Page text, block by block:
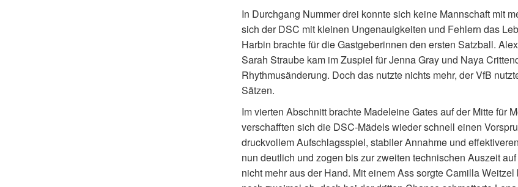
In Durchgang Nummer drei konnte sich keine Mannschaft mit
sich der DSC mit kleinen Ungenauigkeiten und Fehlern das
Harbin brachte für die Gastgeberinnen den ersten Satzball.
Sarah Straube kam im Zuspiel für Jenna Gray und Naya
Rhythmusänderung. Doch das nutzte nichts mehr, der VfB
Sätzen.
Im vierten Abschnitt brachte Madeleine Gates auf der Mitte für
verschafften sich die DSC-Mädels wieder schnell einen
druckvollem Aufschlagsspiel, stabiler Annahme und
nun deutlich und zogen bis zur zweiten technischen Auszeit
nicht mehr aus der Hand. Mit einem Ass sorgte Camilla